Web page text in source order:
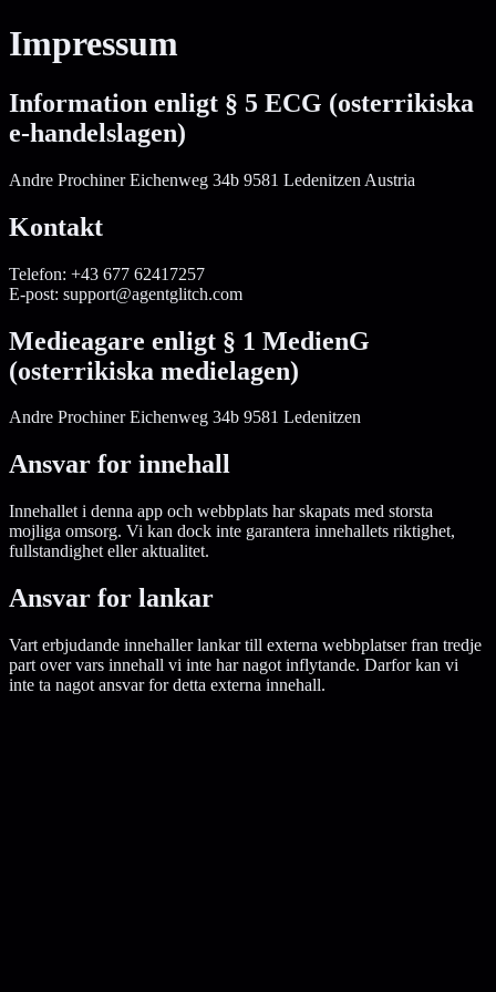
Impressum
Information enligt § 5 ECG (osterrikiska
e-handelslagen)
Andre Prochiner Eichenweg 34b 9581 Ledenitzen Austria
Kontakt
Telefon: +43 677 62417257
E-post: support@agentglitch.com
Medieagare enligt § 1 MedienG
(osterrikiska medielagen)
Andre Prochiner Eichenweg 34b 9581 Ledenitzen
Ansvar for innehall
Innehallet i denna app och webbplats har skapats med storsta
mojliga omsorg. Vi kan dock inte garantera innehallets riktighet,
fullstandighet eller aktualitet.
Ansvar for lankar
Vart erbjudande innehaller lankar till externa webbplatser fran tredje
part over vars innehall vi inte har nagot inflytande. Darfor kan vi
inte ta nagot ansvar for detta externa innehall.